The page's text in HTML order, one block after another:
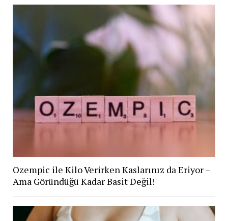
Ozempic ile Kilo Verirken Kaslarınız da Eriyor –
Ama Göründüğü Kadar Basit Değil!